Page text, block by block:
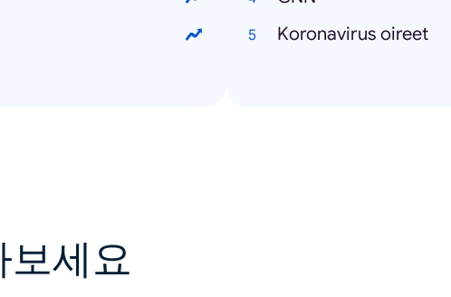
Koronavirus oireet
보세요